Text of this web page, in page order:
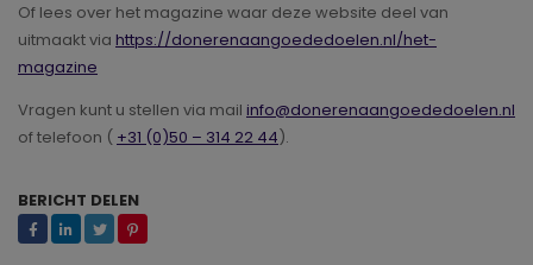
Of lees over het magazine waar deze website deel van
uitmaakt via https://donerenaangoededoelen.nl/het-
magazine
Vragen kunt u stellen via mail info@donerenaangoededoelen.nl
of telefoon ( +31 (0)50 – 314 22 44).
BERICHT DELEN